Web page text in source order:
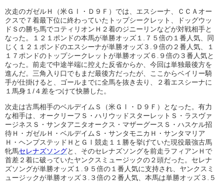
次走のガゼルＨ（米ＧⅠ・Ｄ９Ｆ）では、エスシーナ、ＣＣＡオー
クスで７着最下位に終わっていたトップシークレット、ドッグウッ
ドＳの勝ち馬でコティリオンＨ２着のジニーリンなどが対戦相手と
なった。１２１ポンドの本馬が単勝オッズ１.７５倍の１番人気、同
じく１２１ポンドのエスシーナが単勝オッズ３.９倍の２番人気、１
１７ポンドのトップシークレットが単勝オッズ６.９倍の３番人気と
なった。前走で中途半端に控えた反省からか、今回は単独最後方を
進んだ。三角入り口でもまだ最後方だったが、ここからベイリー騎
手が仕掛けると、ゴールまでに全馬を抜き去り、２着エスシーナに
１馬身１/４差をつけて快勝した。
次走は古馬相手のベルデイムＳ（米ＧⅠ・Ｄ９Ｆ）となった。有力
な相手は、オークリーフＳ・ハリウッドスターレットＳ・ラスヴァ
ージネスＳ・サンタアニタオークス・マザーグースＳ・ハスケル招
待Ｈ・ガゼルＨ・ベルデイムＳ・サンタモニカＨ・サンタマリア
Ｈ・ヘンプステッドＨとＧⅠ競走１１勝を挙げていた現役最強古馬
牝馬セレナズソングと、そのセレナズソングを前走ラフィアンＨで
首差２着に破っていたヤンクスミュージックの２頭だった。セレナ
ズソングが単勝オッズ１.９５倍の１番人気に支持され、ヤンクスミ
ュージックが単勝オッズ３.３倍の２番人気、本馬は単勝オッズ３.５